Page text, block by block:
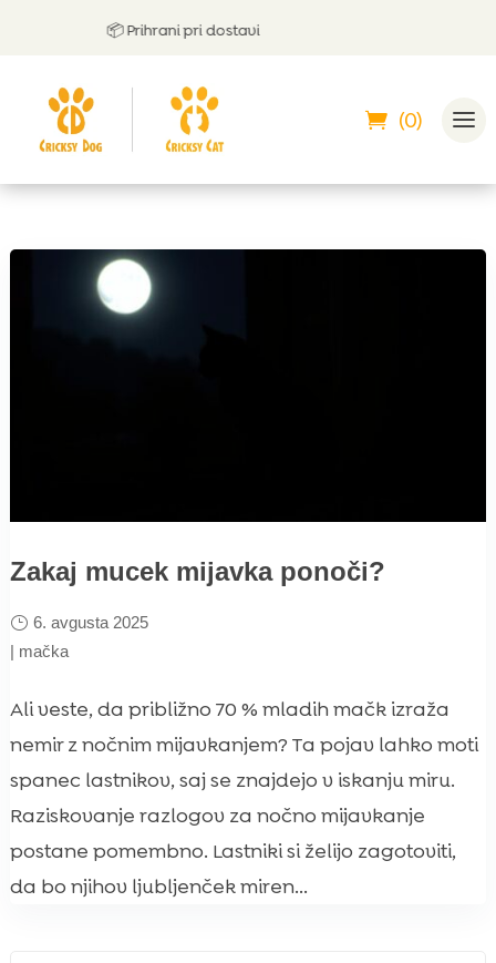
📦 Prihrani pri dostavi
(0)
Zakaj mucek mijavka ponoči?
6. avgusta 2025
| mačka
Ali veste, da približno 70 % mladih mačk izraža
nemir z nočnim mijavkanjem? Ta pojav lahko moti
spanec lastnikov, saj se znajdejo v iskanju miru.
Raziskovanje razlogov za nočno mijavkanje
postane pomembno. Lastniki si želijo zagotoviti,
da bo njihov ljubljenček miren...